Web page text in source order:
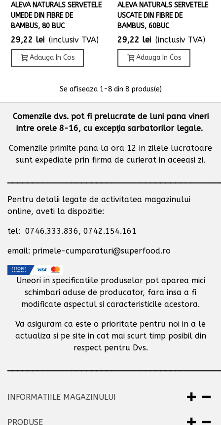
ALEVA NATURALS SERVETELE
UMEDE DIN FIBRE DE
BAMBUS, 80 BUC
29,22 lei (inclusiv TVA)
Adauga In Cos
ALEVA NATURALS SERVETELE
USCATE DIN FIBRE DE
BAMBUS, 60BUC
29,22 lei (inclusiv TVA)
Adauga In Cos
Se afiseaza 1-8 din 8 produs(e)
Comenzile dvs. pot fi prelucrate de luni pana vineri
intre orele 8-16, cu excepţia sarbatorilor legale.
Comenzile primite pana la ora 12 in zilele lucratoare
sunt expediate prin firma de curierat in aceeasi zi.
Pentru detalii legate de activitatea magazinului
online, aveti la dispozitie:
tel: 0746.333.836, 0742.154.161
email: primele-cumparaturi@superfood.ro
Uneori in specificatiile produselor pot aparea mici
schimbari aduse de producator, fara insa a fi
modificate aspectul si caracteristicile acestora.
Va asiguram ca este o prioritate pentru noi in a le
actualiza si pe site in cat mai scurt timp posibil din
respect pentru Dvs.
INFORMATIILE MAGAZINULUI
PRODUSE